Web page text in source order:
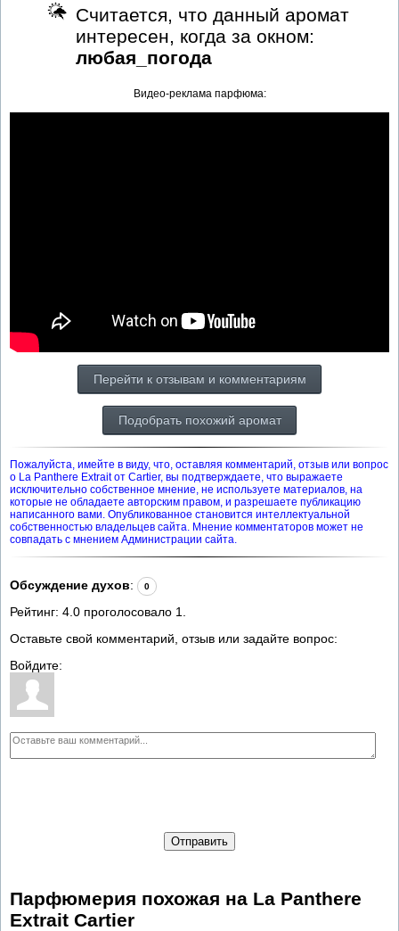
Считается, что данный аромат
интересен, когда за окном:
любая_погода
Видео-реклама парфюма:
Перейти к отзывам и комментариям
Подобрать похожий аромат
Пожалуйста, имейте в виду, что, оставляя комментарий, отзыв или вопрос
о La Panthere Extrait от Cartier, вы подтверждаете, что выражаете
исключительно собственное мнение, не используете материалов, на
которые не обладаете авторским правом, и разрешаете публикацию
написанного вами. Опубликованное становится интеллектуальной
собственностью владельцев сайта. Мнение комментаторов может не
совпадать с мнением Администрации сайта.
Обсуждение духов: 0
Рейтинг: 4.0 проголосовало 1.
Оставьте свой комментарий, отзыв или задайте вопрос:
Войдите:
Отправить
Парфюмерия похожая на La Panthere
Extrait Cartier